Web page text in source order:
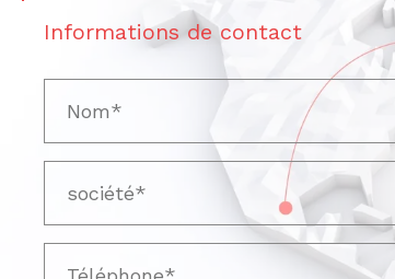
Informations de contact